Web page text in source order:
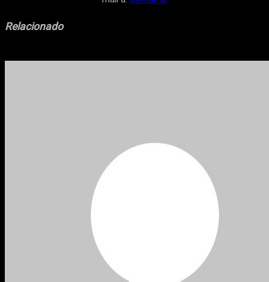
Relacionado